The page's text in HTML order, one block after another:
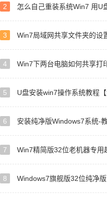
2 怎么自己重装系统Win7 用U
3 Win7局域网共享文件夹的设
4 Win7下两台电脑如何共享打
5 U盘安装win7操作系统教程【
6 安装纯净版Windows7系统-
7 Win7精简版32位老机器专用
8 Windows7旗舰版32位纯净版